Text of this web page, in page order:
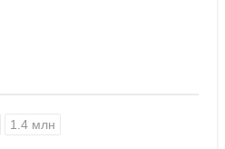
1.4 млн